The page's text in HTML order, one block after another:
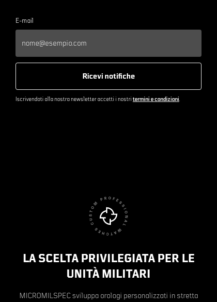
E-mail
Ricevi notifiche
Iscrivendoti alla nostra newsletter accetti i nostri termini e condizioni
LA SCELTA PRIVILEGIATA PER LE
UNITÀ MILITARI
MICROMILSPEC sviluppa orologi personalizzati in stretta